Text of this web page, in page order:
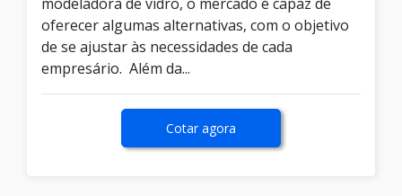
oferecer algumas alternativas, com o objetivo
de se ajustar às necessidades de cada
empresário. Além da...
Cotar agora